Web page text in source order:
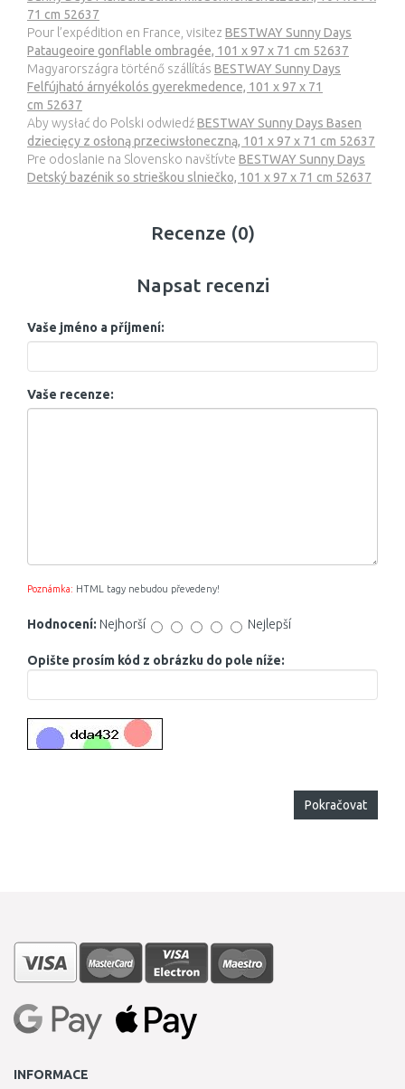
71 cm 52637
Pour l’expédition en France, visitez BESTWAY Sunny Days
Pataugeoire gonflable ombragée, 101 x 97 x 71 cm 52637
Magyarországra történő szállítás BESTWAY Sunny Days
Felfújható árnyékolós gyerekmedence, 101 x 97 x 71
cm 52637
Aby wysłać do Polski odwiedźBESTWAY Sunny Days Basen
dziecięcy z osłoną przeciwsłoneczną, 101 x 97 x 71 cm 52637
Pre odoslanie na Slovensko navštívte BESTWAY Sunny Days
Detský bazénik so strieškou slniečko, 101 x 97 x 71 cm 52637
Recenze (0)
Napsat recenzi
Vaše jméno a příjmení:
Vaše recenze:
Poznámka: HTML tagy nebudou převedeny!
Hodnocení: Nejhorší Nejlepší
Opište prosím kód z obrázku do pole níže:
Pokračovat
INFORMACE